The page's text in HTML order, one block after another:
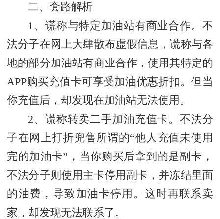
二、套路解析
1、谎称与特定加油站有商业合作。不
法分子在网上大肆散布虚假信息，谎称与各
地的部分加油站有商业合作，使用其特定的
APP购买充值卡可享受加油优惠折扣。但当
你充值后，却发现在加油站无法使用。
2、谎称转卖二手加油充值卡。不法分
子在网上打折兜售所谓的“他人充值未使用
完的加油卡”，当你购买后拿到的是副卡，
不法分子则使用主卡停用副卡，并冻结里面
的油费，导致加油卡停用。这时再联系卖
家，却发现无法联系了。